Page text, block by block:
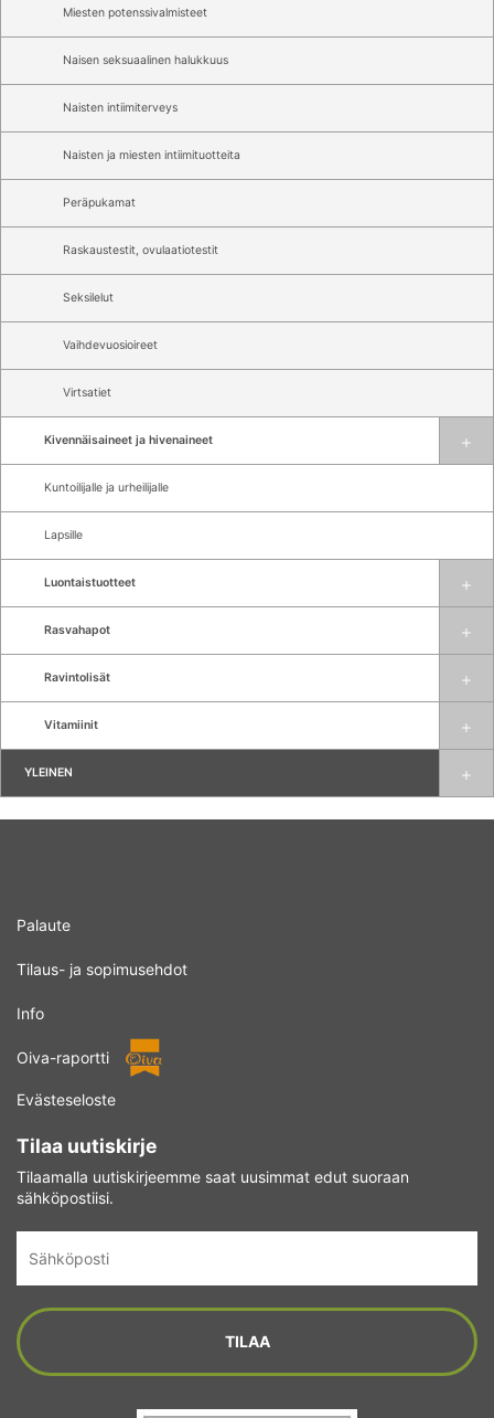
Miesten potenssivalmisteet
Naisen seksuaalinen halukkuus
Naisten intiimiterveys
Naisten ja miesten intiimituotteita
Peräpukamat
Raskaustestit, ovulaatiotestit
Seksilelut
Vaihdevuosioireet
Virtsatiet
Kivennäisaineet ja hivenaineet
Kuntoilijalle ja urheilijalle
Lapsille
Luontaistuotteet
Rasvahapot
Ravintolisät
Vitamiinit
YLEINEN
Palaute
Tilaus- ja sopimusehdot
Info
Oiva-raportti
Evästeseloste
Tilaa uutiskirje
Tilaamalla uutiskirjeemme saat uusimmat edut suoraan
sähköpostiisi.